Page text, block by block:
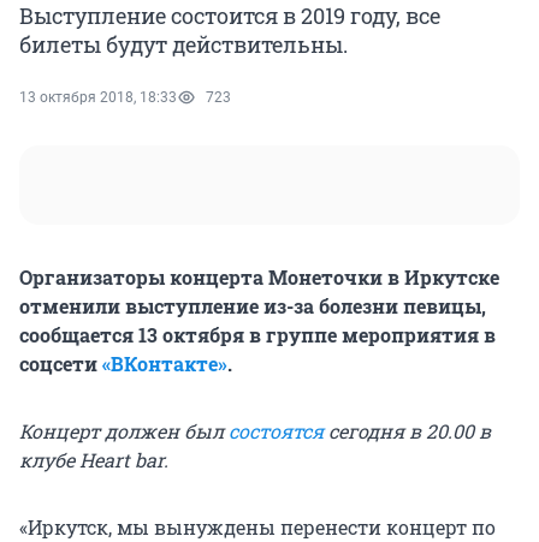
Выступление состоится в 2019 году, все
билеты будут действительны.
13 октября 2018, 18:33 723
Организаторы концерта Монеточки в Иркутске
отменили выступление из-за болезни певицы,
сообщается 13 октября в группе мероприятия в
соцсети«ВКонтакте».
Концерт должен былсостоятсясегодня в 20.00 в
клубе Heart bar.
«Иркутск, мы вынуждены перенести концерт по